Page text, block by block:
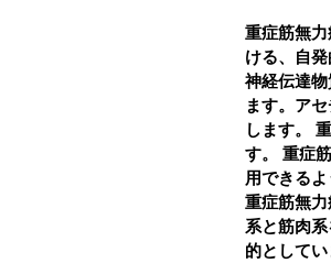
重症筋無
ける、自
神経伝達
ます。ア
します。
す。
重症
用できる
重症筋無
系と筋肉
的としてい